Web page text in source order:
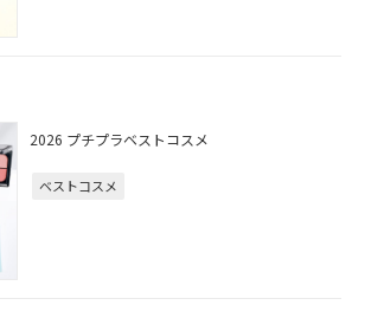
2026 プチプラベストコスメ
ベストコスメ